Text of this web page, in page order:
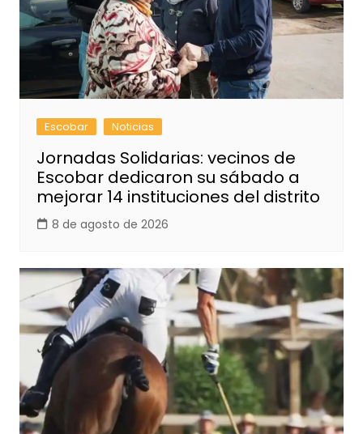
Escobar Noticias
Jornadas Solidarias: vecinos de
Escobar dedicaron su sábado a
mejorar 14 instituciones del distrito
8 de agosto de 2026